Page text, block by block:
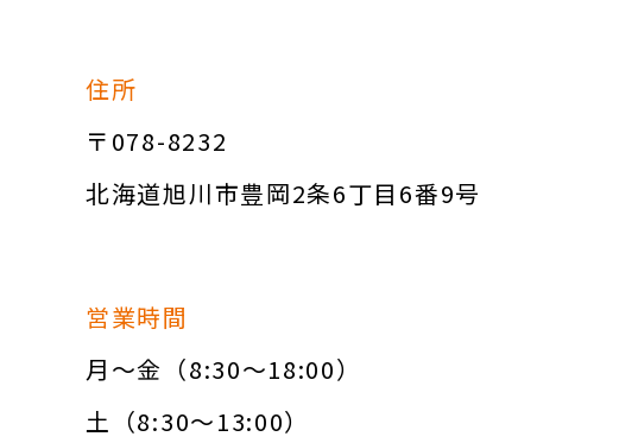
住所
〒078-8232
北海道旭川市豊岡2条6丁目6番9号
営業時間
月～金（8:30～18:00）
土（8:30～13:00）